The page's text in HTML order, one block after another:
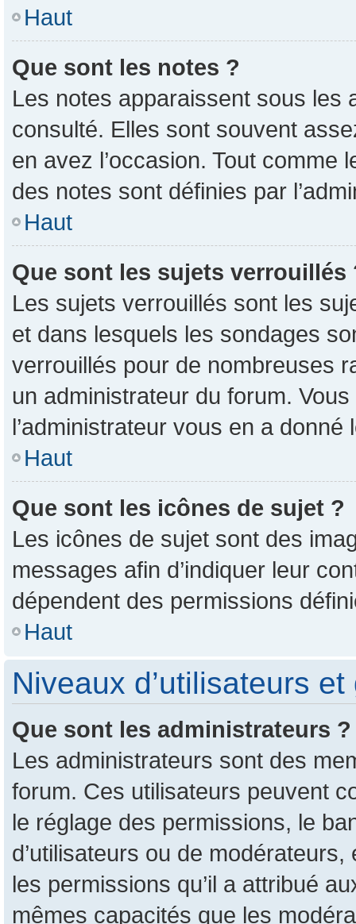
Haut
Que sont les notes ?
Les notes apparaissent sous les
consulté. Elles sont souvent
en avez l’occasion. Tout
des notes sont définies par
Haut
Que sont les sujets verrouillés
Les sujets verrouillés sont les
et dans lesquels les sondages
verrouillés pour de nombreuses
un administrateur du forum.
l’administrateur vous en a donné
Haut
Que sont les icônes de sujet ?
Les icônes de sujet sont des
messages afin d’indiquer leur
dépendent des permissions
Haut
Niveaux d’utilisateurs
Que sont les administrateurs ?
Les administrateurs sont des
forum. Ces utilisateurs peuvent
le réglage des permissions, le
d’utilisateurs ou de
les permissions qu’il a attribué
mêmes capacités que les